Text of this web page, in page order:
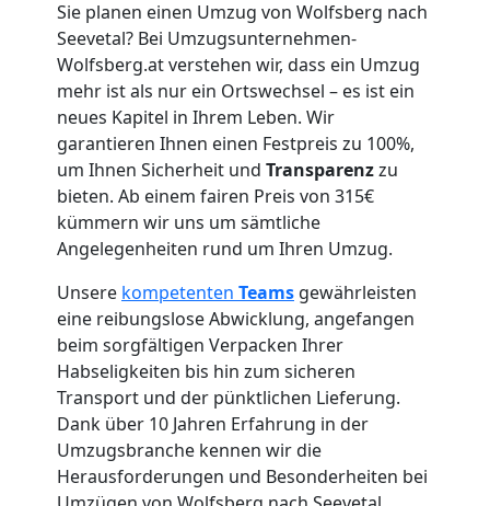
Sie planen einen Umzug von Wolfsberg nach
Seevetal? Bei Umzugsunternehmen-
Wolfsberg.at verstehen wir, dass ein Umzug
mehr ist als nur ein Ortswechsel – es ist ein
neues Kapitel in Ihrem Leben. Wir
garantieren Ihnen einen Festpreis zu 100%,
um Ihnen Sicherheit und Transparenzzu
bieten. Ab einem fairen Preis von 315€
kümmern wir uns um sämtliche
Angelegenheiten rund um Ihren Umzug.
Unsere kompetenten Teams gewährleisten
eine reibungslose Abwicklung, angefangen
beim sorgfältigen Verpacken Ihrer
Habseligkeiten bis hin zum sicheren
Transport und der pünktlichen Lieferung.
Dank über 10 Jahren Erfahrung in der
Umzugsbranche kennen wir die
Herausforderungen und Besonderheiten bei
Umzug
für
Senioren
Wolfsberg
Fernumzug
Wolfsberg